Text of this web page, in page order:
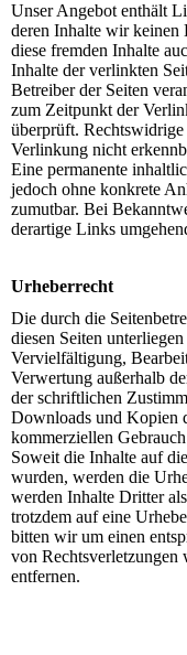
Unser Angebot enthält
deren Inhalte wir keinen
diese fremden Inhalte
Inhalte der verlinkten
Betreiber der Seiten
zum Zeitpunkt der
überprüft.
Verlinkung nicht
Eine permanente
jedoch ohne konkrete
zumutbar. Bei
derartige Links
Urheberrecht
Die durch die
diesen Seiten
Vervielfältigung,
Verwertung außerhalb
der schriftlichen
Downloads und Kopien
kommerziellen Gebrauch
Soweit die Inhalte auf
wurden, werden die
werden Inhalte Dritter
trotzdem auf eine
bitten wir um einen
von Rechtsverletzungen
entfernen.